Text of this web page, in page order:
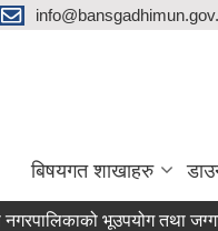
बिषयगत शाखाहरु
भूउपयोग तथा जग्गा